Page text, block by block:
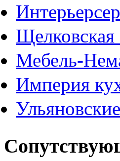
Щелковская
Мебель-
Империя